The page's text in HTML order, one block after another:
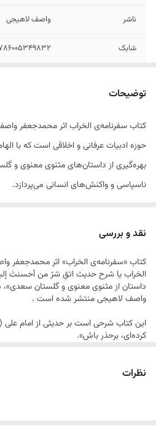
ناشر واصف لاهیجی
شابک
نوع صحافی شومیز سلفون
توضیحات
کتاب سفرنامه‌ی الخراب اثر محمدجعفر
حوزه ادبیات عرفانی و اخلاقی است که با
بهره‌گیری از داستان‌های مثنوی معنوی و
ناسپاسی و واکنش‌های انسانی می‌پردازد.
أحسنتَ إلیه» می‌پردازد.
او با ترکیب عناصر روایی و تحلیلی، مفاهیم
و خلاقانه ارائه می‌دهد.
نقد و بررسی
کتاب «سفرنامه‌ی الخراب» اثر محمدجعفر
الخراب یا شرح حدیث اتقِ شرّ من أحسنتَ
واصف لاهیجی منتشر شده است .
این کتاب شرحی است بر حدیثی از امام
کرده‌ای، برحذر باش».
او با رویکردی اخلاقی و عرفانی، مفاهیم
نظرات